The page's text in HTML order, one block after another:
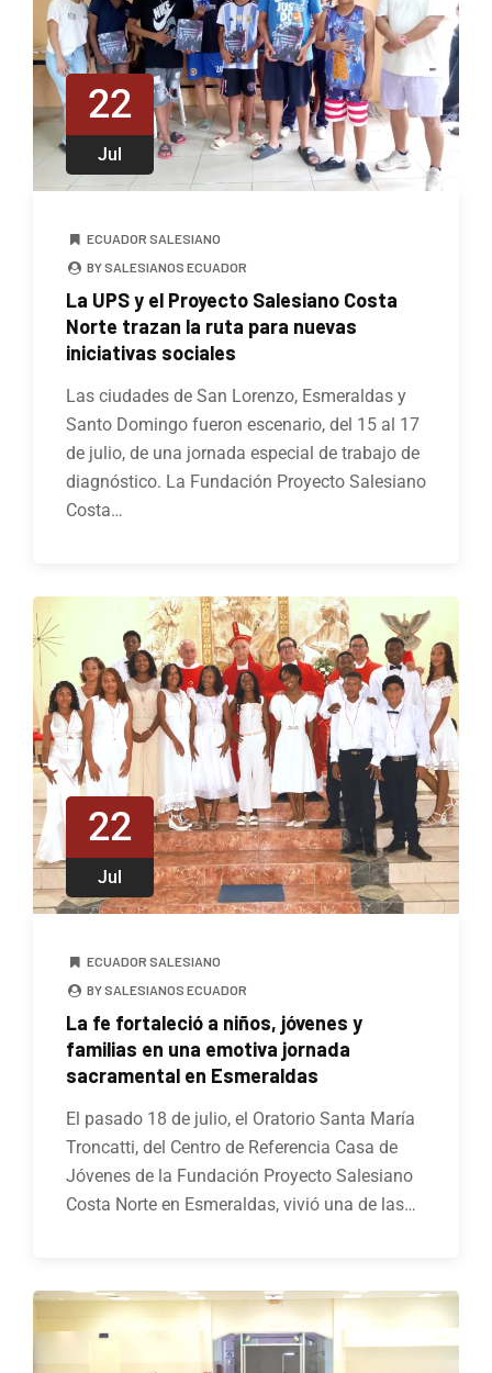
22
Jul
ECUADOR SALESIANO
BY SALESIANOS ECUADOR
La UPS y el Proyecto Salesiano Costa
Norte trazan la ruta para nuevas
iniciativas sociales
Las ciudades de San Lorenzo, Esmeraldas y
Santo Domingo fueron escenario, del 15 al 17
de julio, de una jornada especial de trabajo de
diagnóstico. La Fundación Proyecto Salesiano
Costa…
22
Jul
ECUADOR SALESIANO
BY SALESIANOS ECUADOR
La fe fortaleció a niños, jóvenes y
familias en una emotiva jornada
sacramental en Esmeraldas
El pasado 18 de julio, el Oratorio Santa María
Troncatti, del Centro de Referencia Casa de
Jóvenes de la Fundación Proyecto Salesiano
Costa Norte en Esmeraldas, vivió una de las…